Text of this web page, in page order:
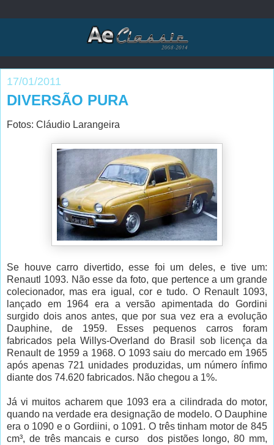
17/01/2011
DIVERSÃO PURA
Fotos: Cláudio Larangeira
Se houve carro divertido, esse foi um deles, e tive um:
Renautl 1093. Não esse da foto, que pertence a um grande
colecionador, mas era igual, cor e tudo. O Renault 1093,
lançado em 1964 era a versão apimentada do Gordini
surgido dois anos antes, que por sua vez era a evolução
Dauphine, de 1959. Esses pequenos carros foram
fabricados pela Willys-Overland do Brasil sob licença da
Renault de 1959 a 1968. O 1093 saiu do mercado em 1965
após apenas 721 unidades produzidas, um número ínfimo
diante dos 74.620 fabricados. Não chegou a 1%.
Já vi muitos acharem que 1093 era a cilindrada do motor,
quando na verdade era designação de modelo. O Dauphine
era o 1090 e o Gordiini, o 1091. O três tinham motor de 845
cm³, de três mancais e curso dos pistões longo, 80 mm,